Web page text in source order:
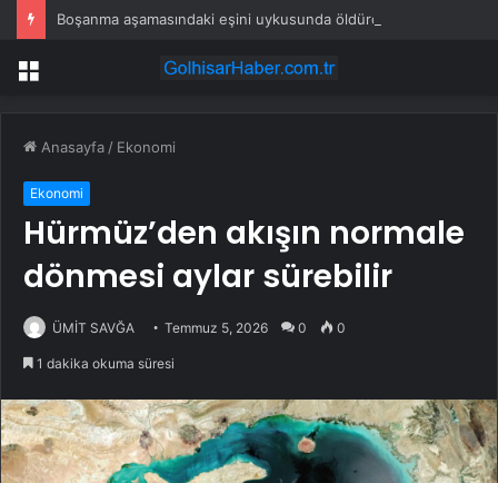
Boşanma aşamasındaki eşini uykusunda öldürdü
Menü
Anasayfa / Ekonomi
Ekonomi
Hürmüz’den akışın normale
dönmesi aylar sürebilir
ÜMİT SAVĞA Temmuz 5, 2026 0 0
1 dakika okuma süresi